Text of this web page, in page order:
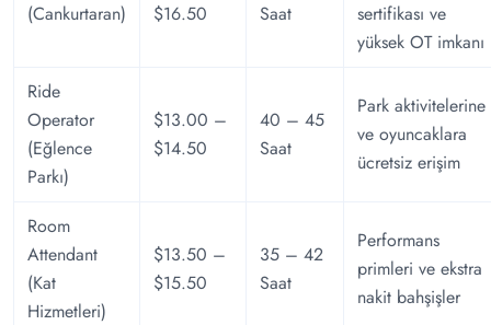
(Cankurtaran)
$16.50
Saat
sertifikası ve
yüksek OT imkanı
Ride
Operator
(Eğlence
Parkı)
$13.00 –
$14.50
40 – 45
Saat
Park aktivitelerine
ve oyuncaklara
ücretsiz erişim
Room
Attendant
(Kat
Hizmetleri)
$13.50 –
$15.50
35 – 42
Saat
Performans
primleri ve ekstra
nakit bahşişler